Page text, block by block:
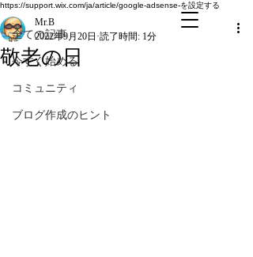
https://support.wix.com/ja/article/google-adsense-を設定する
全ての記事
今すぐ始める
コミュニティ
ブログ作成のヒント
敬老の日
Mr.B
2022年9月20日 読了時間: 1分